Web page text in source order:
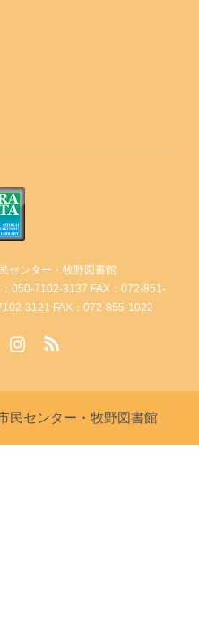
センター・牧野図書館
：050-7102-3137 FAX：072-851-
3121 FAX：072-855-1022
民センター・牧野図書館